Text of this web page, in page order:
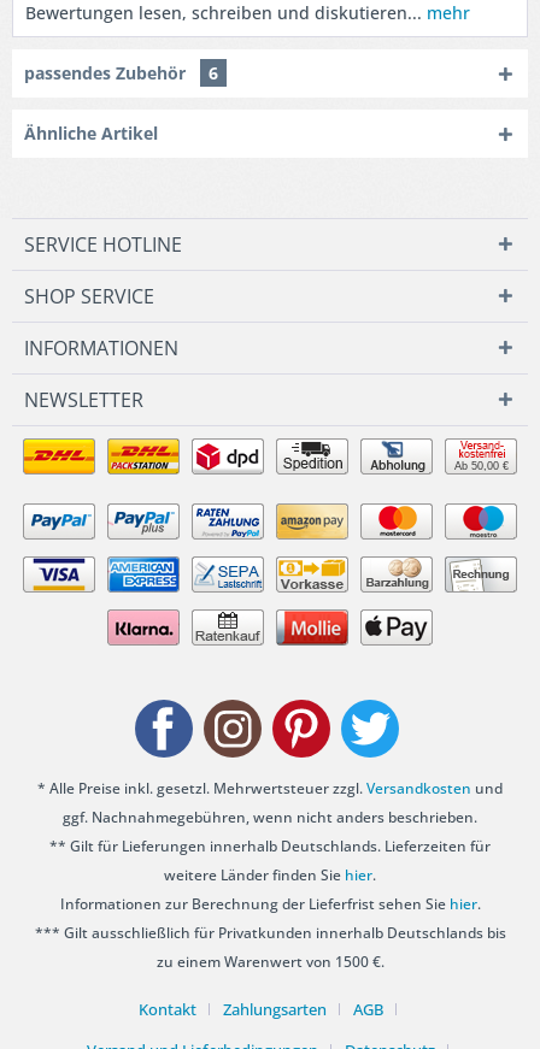
Bewertungen lesen, schreiben und diskutieren... mehr
passendes Zubehör 6
Ähnliche Artikel
SERVICE HOTLINE
SHOP SERVICE
INFORMATIONEN
NEWSLETTER
Ab 50,00 €
* Alle Preise inkl. gesetzl. Mehrwertsteuer zzgl.Versandkosten und
ggf. Nachnahmegebühren, wenn nicht anders beschrieben.
** Gilt für Lieferungen innerhalb Deutschlands. Lieferzeiten für
weitere Länder finden Sie hier.
Informationen zur Berechnung der Lieferfrist sehen Sie hier.
*** Gilt ausschließlich für Privatkunden innerhalb Deutschlands bis
zu einem Warenwert von 1500 €.
Kontakt Zahlungsarten
AGB